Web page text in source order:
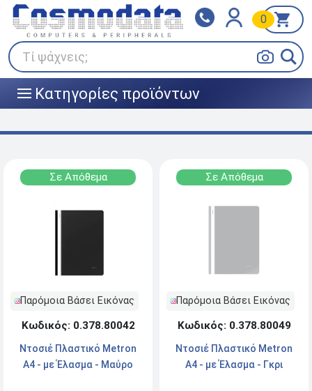
Τί ψάχνεις;
0
||| Κατηγορίες προϊόντων
Klarna
Πληρώστε σε 3
άτοκες δόσεις
BOX NOW
Σε Απόθεμα
Παρόμοια Βάσει Εικόνας
Κωδικός: 0.378.80042
Ντοσιέ Πλαστικό Metron
Α4 - με Έλασμα - Μαύρο
Σε Απόθεμα
Παρόμοια Βάσει Εικόνας
Κωδικός: 0.378.80049
Ντοσιέ Πλαστικό Metron
Α4 - με Έλασμα - Γκρι